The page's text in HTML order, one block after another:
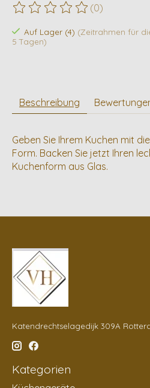
Die Bewertung dieses Produkts
(0)
Auf Lager (4) (Zeitrahmen für
5 Tagen)
Beschreibung
Geben Sie Ihrem Kuchen mit
Form. Backen Sie jetzt Ihren
Kuchenform aus Glas.
Katendrechtselagedijk 309A
Kategorien